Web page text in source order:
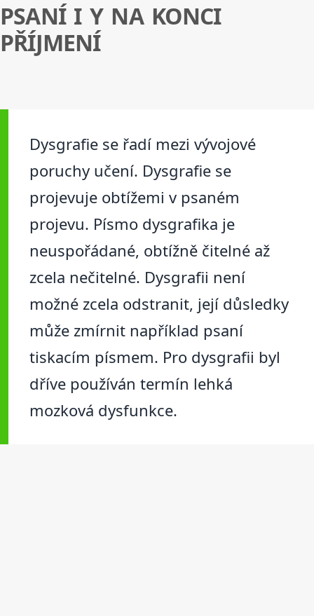
PSANÍ I Y NA KONCI
PŘÍJMENÍ
Dysgrafie se řadí mezi vývojové
poruchy učení. Dysgrafie se
projevuje obtížemi v psaném
projevu. Písmo dysgrafika je
neuspořádané, obtížně čitelné až
zcela nečitelné. Dysgrafii není
možné zcela odstranit, její důsledky
může zmírnit například psaní
tiskacím písmem. Pro dysgrafii byl
dříve používán termín lehká
mozková dysfunkce.